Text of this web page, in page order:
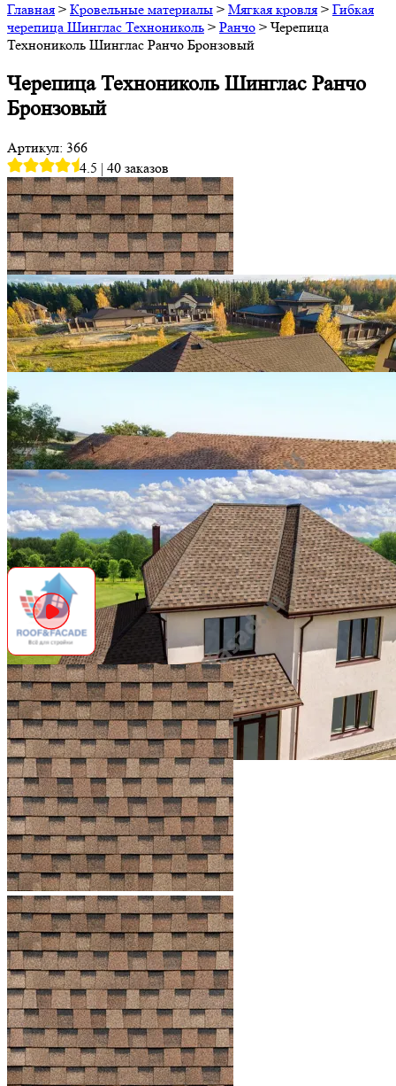
Главная > Кровельные материалы > Мягкая кровля > Гибкая
черепица Шинглас Технониколь > Ранчо > Черепица
Технониколь Шинглас Ранчо Бронзовый
Черепица Технониколь Шинглас Ранчо
Бронзовый
Артикул: 366
4.5 | 40 заказов